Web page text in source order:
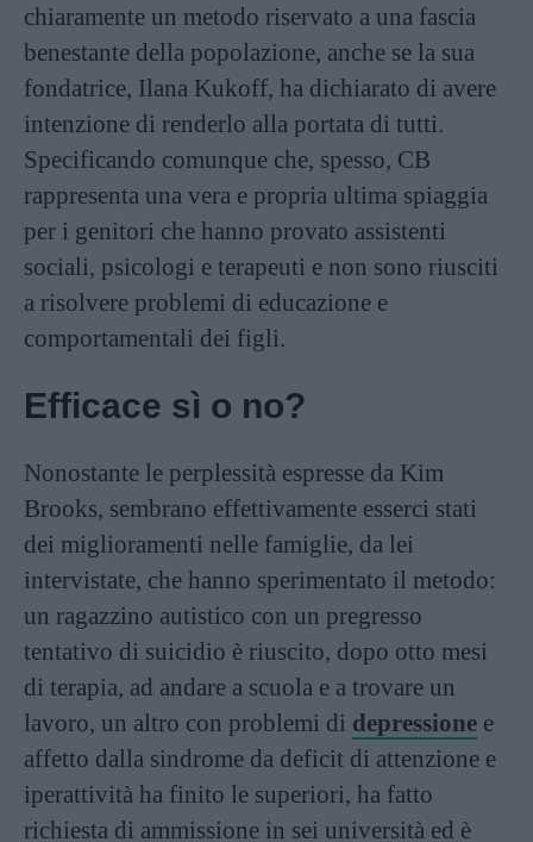
chiaramente un metodo riservato a una fascia
benestante della popolazione, anche se la sua
fondatrice, Ilana Kukoff, ha dichiarato di avere
intenzione di renderlo alla portata di tutti.
Specificando comunque che, spesso, CB
rappresenta una vera e propria ultima spiaggia
per i genitori che hanno provato assistenti
sociali, psicologi e terapeuti e non sono riusciti
a risolvere problemi di educazione e
comportamentali dei figli.
Efficace sì o no?
Nonostante le perplessità espresse da Kim
Brooks, sembrano effettivamente esserci stati
dei miglioramenti nelle famiglie, da lei
intervistate, che hanno sperimentato il metodo:
un ragazzino autistico con un pregresso
tentativo di suicidio è riuscito, dopo otto mesi
di terapia, ad andare a scuola e a trovare un
lavoro, un altro con problemi di depressione e
affetto dalla sindrome da deficit di attenzione e
iperattività ha finito le superiori, ha fatto
richiesta di ammissione in sei università ed è